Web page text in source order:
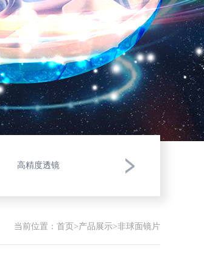
高精度透镜
当前位置： 首页 >产品展示>非球面镜片